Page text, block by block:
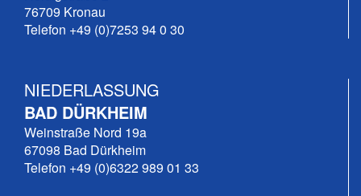
76709 Kronau
Telefon +49 (0)7253 94 0 30
NIEDERLASSUNG
BAD DÜRKHEIM
Weinstraße Nord 19a
67098 Bad Dürkheim
Telefon +49 (0)6322 989 01 33